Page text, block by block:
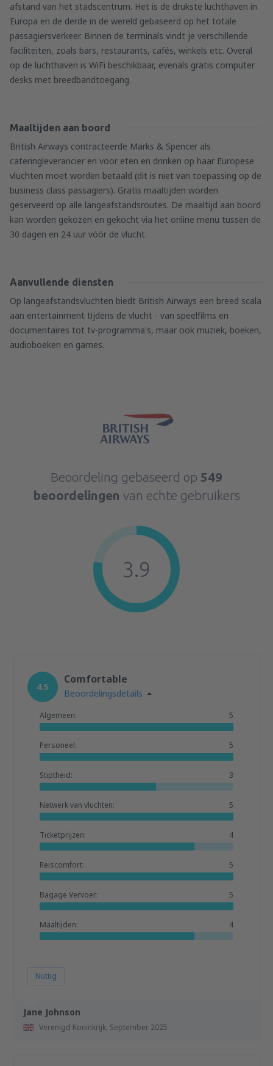
afstand van het stadscentrum. Het is de drukste luchthaven in
Europa en de derde in de wereld gebaseerd op het totale
passagiersverkeer. Binnen de terminals vindt je verschillende
faciliteiten, zoals bars, restaurants, cafés, winkels etc. Overal
op de luchthaven is WiFi beschikbaar, evenals gratis computer
desks met breedbandtoegang.
Maaltijden aan boord
British Airways contracteerde Marks & Spencer als
cateringleverancier en voor eten en drinken op haar Europese
vluchten moet worden betaald (dit is niet van toepassing op de
business class passagiers). Gratis maaltijden worden
geserveerd op alle langeafstandsroutes. De maaltijd aan boord
kan worden gekozen en gekocht via het online menu tussen de
30 dagen en 24 uur vóór de vlucht.
Aanvullende diensten
Op langeafstandsvluchten biedt British Airways een breed scala
aan entertainment tijdens de vlucht - van speelfilms en
documentaires tot tv-programma's, maar ook muziek, boeken,
audioboeken en games.
Beoordeling gebaseerd op 549
beoordelingen van echte gebruikers
3.9
Jane Johnson
Verenigd Koninkrijk, September 2025
4.5
Comfortable
Beoordelingsdetails
Algemeen: 5
Personeel: 5
Stiptheid: 3
Netwerk van vluchten: 5
Ticketprijzen: 4
Reiscomfort: 5
Bagage Vervoer: 5
Maaltijden: 4
Nuttig